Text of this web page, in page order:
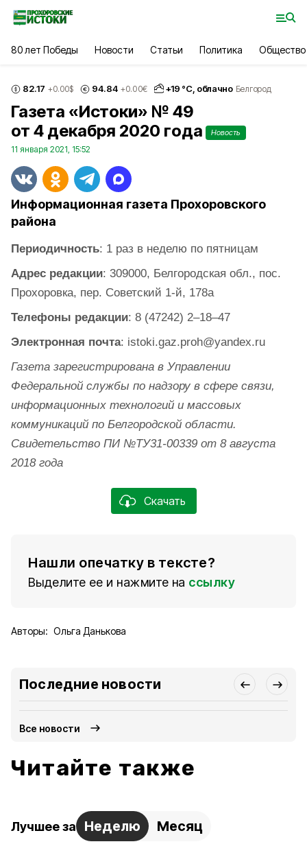
80 лет Победы Новости Статьи Политика Общество
82.17 +0.00$ 94.84 +0.00€ +19 °С, облачно Белгород
Газета «Истоки» № 49
от 4 декабря 2020 года
Новость
11 января 2021, 15:52
Информационная газета Прохоровского
района
Периодичность: 1 раз в неделю по пятницам
Адрес редакции: 309000, Белгородская обл., пос.
Прохоровка, пер. Советский 1-й, 178а
Телефоны редакции: 8 (47242) 2–18–47
Электронная почта: istoki.gaz.proh@yandex.ru
Газета зарегистрирована в Управлении
Федеральной службы по надзору в сфере связи,
информационных технологий и массовых
коммуникаций по Белгородской области.
Свидетельство ПИ №ТУ31-00339 от 8 августа
2018 года
Скачать
Нашли опечатку в тексте?
Выделите ее и нажмите на ссылку
Авторы: Ольга Данькова
Последние новости
Все новости
Читайте также
Лучшее за Неделю Месяц